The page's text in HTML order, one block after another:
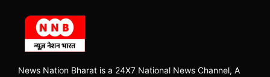
News Nation Bharat is a 24X7 National News Channel, A